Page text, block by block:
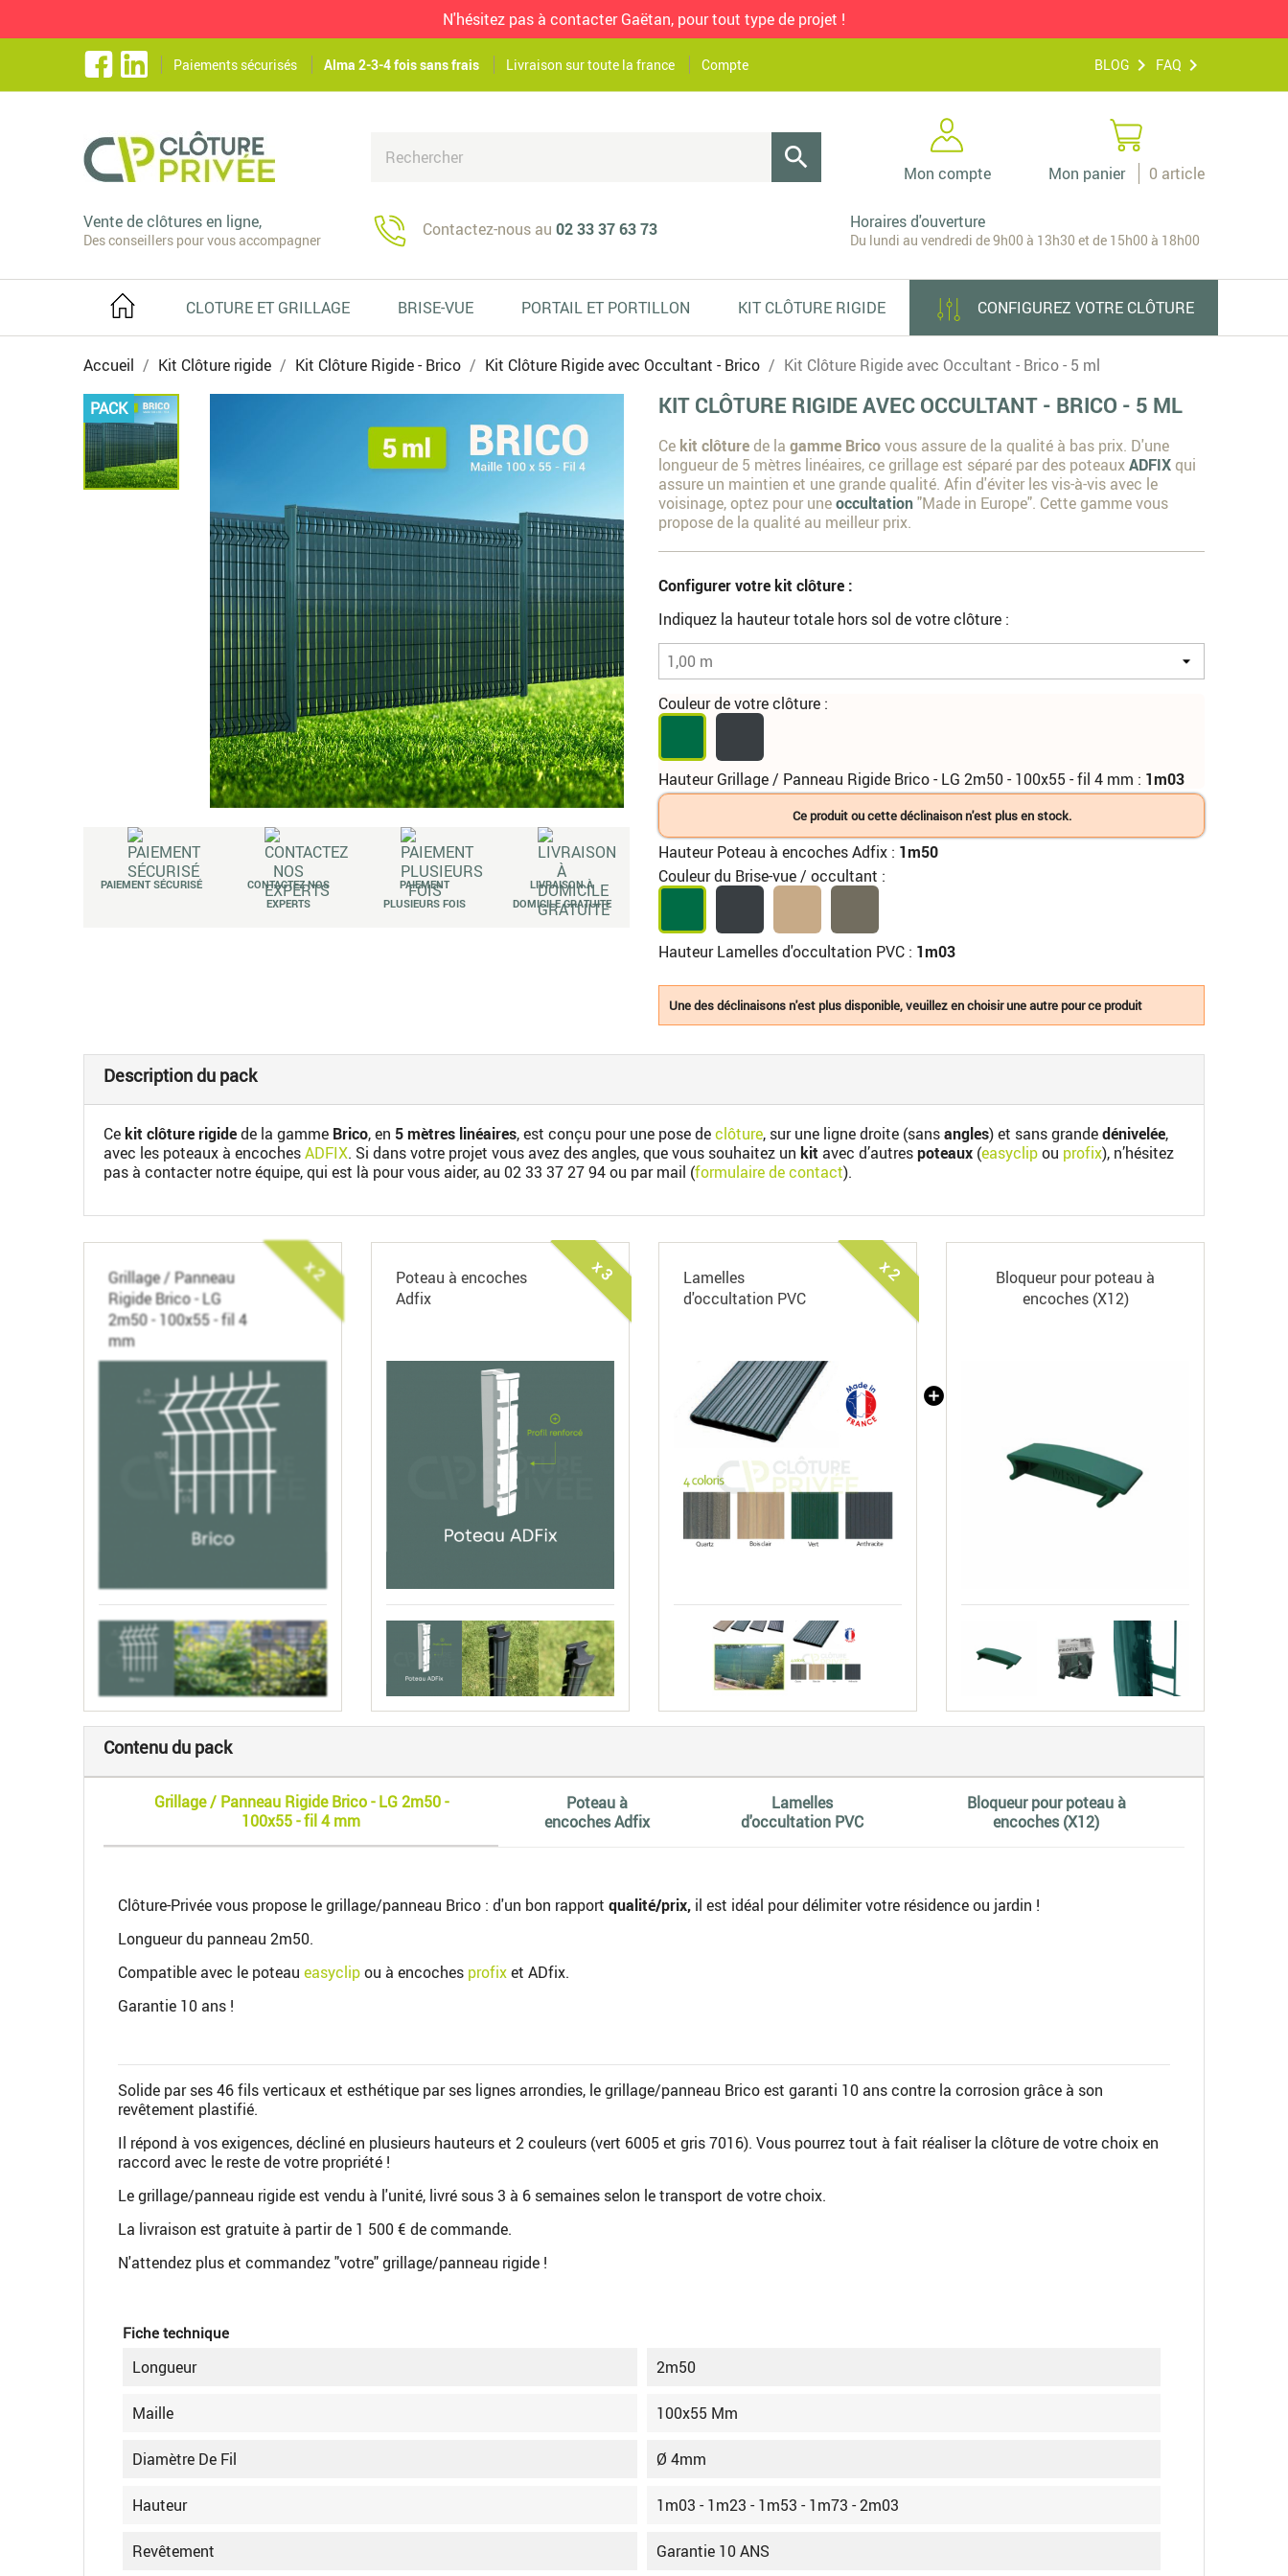
N'hésitez pas à contacter Gaëtan, pour tout type de projet !
Paiements sécurisés Alma 2-3-4 fois sans frais Livraison sur toute la france Compte BLOG FAQ

Mon panier 0 article
Mon compte
Vente de clôtures en ligne,
Des conseillers pour vous accompagner
Contactez-nous au 02 33 37 63 73 Horaires d'ouverture
Du lundi au vendredi de 9h00 à 13h30 et de 15h00 à 18h00
CLOTURE ET GRILLAGE BRISE-VUE PORTAIL ET PORTILLON KIT CLÔTURE RIGIDE CONFIGUREZ VOTRE CLÔTURE
Accueil Kit Clôture rigide Kit Clôture Rigide - Brico Kit Clôture Rigide avec Occultant - Brico Kit Clôture Rigide avec Occultant - Brico - 5 ml
PACK
PAIEMENT SÉCURISÉ
CONTACTEZ NOS
EXPERTS
PAIEMENT
PLUSIEURS FOIS
LIVRAISON À
DOMICILE GRATUITE
KIT CLÔTURE RIGIDE AVEC OCCULTANT - BRICO - 5 ML
Ce kit clôturede la gamme Bricovous assure de la qualité à bas prix. D'une
longueur de 5 mètres linéaires, ce grillage est séparé par des poteauxADFIXqui
assure un maintien et une grande qualité. Afin d'éviter les vis-à-vis avec le
voisinage, optez pour uneoccultation"Made in Europe". Cette gamme vous
propose de la qualité au meilleur prix.
Configurer votre kit clôture :
Indiquez la hauteur totale hors sol de votre clôture :
Couleur de votre clôture :
Hauteur Grillage / Panneau Rigide Brico - LG 2m50 - 100x55 - fil 4 mm : 1m03
Ce produit ou cette déclinaison n'est plus en stock.
Hauteur Poteau à encoches Adfix : 1m50
Couleur du Brise-vue / occultant :
Hauteur Lamelles d'occultation PVC : 1m03
Une des déclinaisons n'est plus disponible, veuillez en choisir une autre pour ce produit
Description du pack
Cekit clôture rigidede la gamme Brico, en 5 mètres linéaires, est conçu pour une pose declôture, sur une ligne droite (sansangles) et sans grandedénivelée,
avec les poteaux à encochesADFIX. Si dans votre projet vous avez des angles, que vous souhaitez un kit avec d’autrespoteaux (easyclipou profix), n’hésitez
pas à contacter notre équipe, qui est là pour vous aider, au 02 33 37 27 94ou par mail (formulaire de contact).
x 2
Grillage / Panneau
Rigide Brico - LG
2m50 - 100x55 - fil 4
mm
x 3
Poteau à encoches
Adfix
x 2
Lamelles
d'occultation PVC
Bloqueur pour poteau à
encoches (X12)
Contenu du pack
Grillage / Panneau Rigide Brico - LG 2m50 -
100x55 - fil 4 mm
Poteau à
encoches Adfix
Lamelles
d'occultation PVC
Bloqueur pour poteau à
encoches (X12)
Clôture-Privée vous propose le grillage/panneau Brico : d'un bon rapport qualité/prix, il est idéal pour délimiter votre résidence ou jardin !
Longueur du panneau 2m50.
Compatible avec le poteau easyclipou à encoches profixet ADfix.
Garantie 10 ans !
Solide par ses 46 fils verticaux et esthétique par ses lignes arrondies, le grillage/panneau Brico est garanti 10 ans contre la corrosion grâce à son
revêtement plastifié.
Il répond à vos exigences, décliné en plusieurs hauteurs et 2 couleurs (vert 6005 et gris 7016). Vous pourrez tout à fait réaliser la clôture de votre choix en
raccord avec le reste de votre propriété !
Le grillage/panneau rigide est vendu à l'unité, livré sous 3 à 6 semaines selon le transport de votre choix.
La livraison est gratuite à partir de 1 500 € de commande.
N'attendez plus et commandez "votre" grillage/panneau rigide !
Fiche technique
Longueur 2m50
Maille 100x55 Mm
Diamètre De Fil Ø 4mm
Hauteur 1m03 - 1m23 - 1m53 - 1m73 - 2m03
Revêtement Garantie 10 ANS